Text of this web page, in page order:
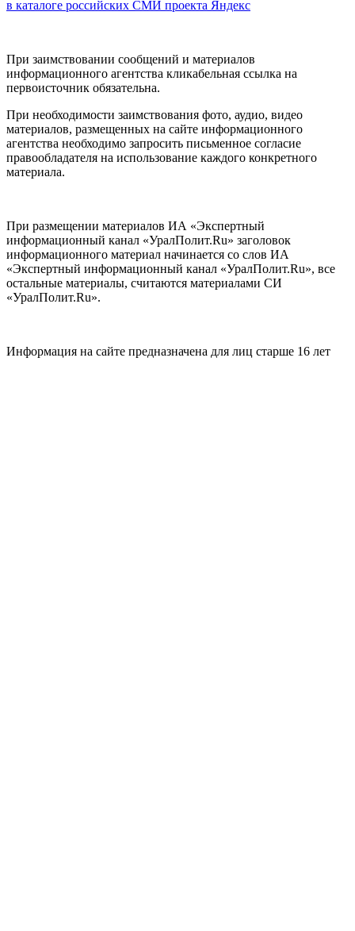
в каталоге российских СМИ проекта Яндекс
При заимствовании сообщений и материалов
информационного агентства кликабельная ссылка на
первоисточник обязательна.
При необходимости заимствования фото, аудио, видео
материалов, размещенных на сайте информационного
агентства необходимо запросить письменное согласие
правообладателя на использование каждого конкретного
материала.
При размещении материалов ИА «Экспертный
информационный канал «УралПолит.Ru» заголовок
информационного материал начинается со слов ИА
«Экспертный информационный канал «УралПолит.Ru», все
остальные материалы, считаются материалами СИ
«УралПолит.Ru».
Информация на сайте предназначена для лиц старше 16 лет